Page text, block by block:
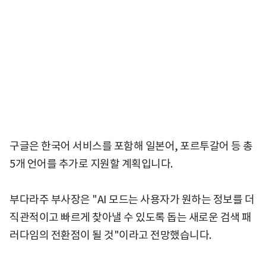
구글은 한국어 서비스를 포함해 일본어, 포르투갈어 등 총
5개 언어를 추가로 지원할 계획입니다.
부다라주 부사장은 "AI 모드는 사용자가 원하는 정보를 더
직관적이고 빠르게 찾아낼 수 있도록 돕는 새로운 검색 패
러다임의 전환점이 될 것"이라고 전망했습니다.